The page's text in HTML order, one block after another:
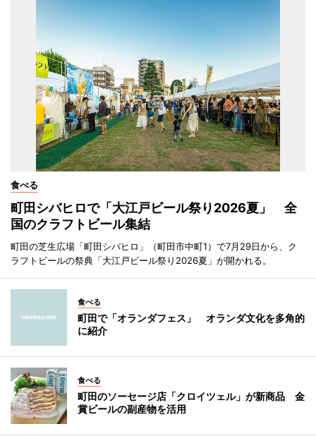
食べる
町田シバヒロで「大江戸ビール祭り2026夏」 全
国のクラフトビール集結
町田の芝生広場「町田シバヒロ」（町田市中町1）で7月29日から、ク
ラフトビールの祭典「大江戸ビール祭り2026夏」が開かれる。
食べる
町田で「オランダフェス」 オランダ文化を多角的
に紹介
食べる
町田のソーセージ店「クロイツェル」が新商品 金
賞ビールの副産物を活用